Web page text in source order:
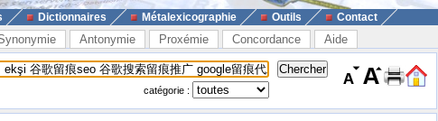
Dictionnaires Métalexicographie Outils Contact
Antonymie Proxémie Concordance Aide
catégorie :